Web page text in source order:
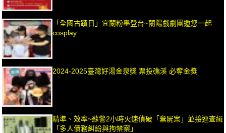
「全國古蹟日」宜蘭粉墨登台~蘭陽戲劇團邀您一起
cosplay
2024-2025臺灣好湯金泉獎 票投礁溪 必奪金獎
精準、效率~蘇警2小時火速偵破「棄屍案」並接連查緝
「多人債務糾紛與拘禁案」